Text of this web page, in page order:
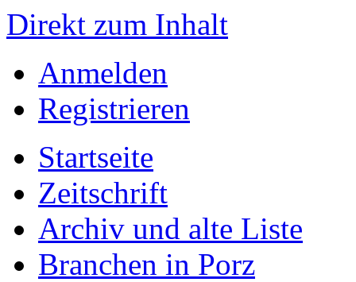
Direkt zum Inhalt
Anmelden
Registrieren
Startseite
Zeitschrift
Archiv und alte Liste
Branchen in Porz